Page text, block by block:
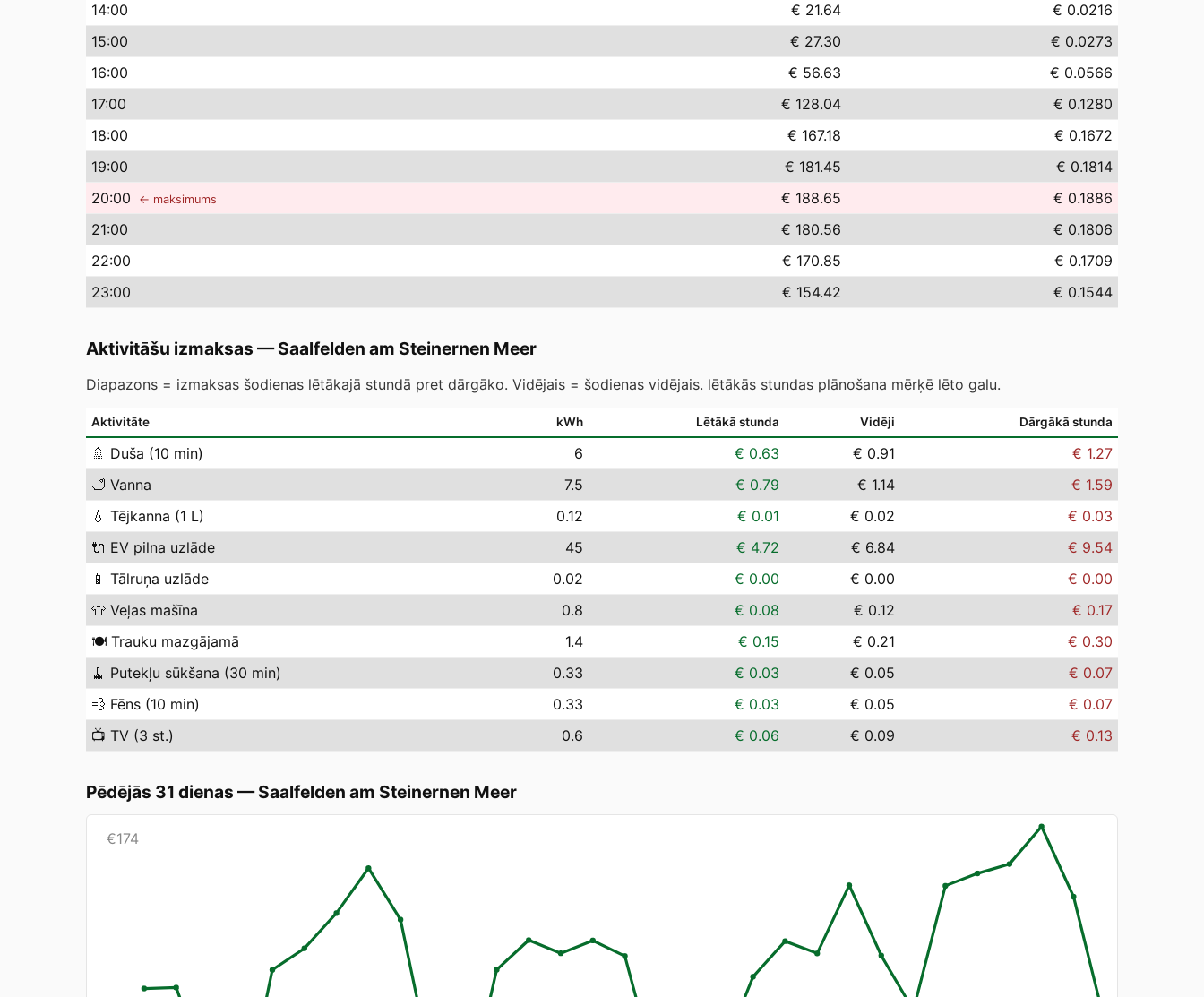
14:00 € 21.64
€ 0.0216
15:00 € 27.30
€ 0.0273
16:00 € 56.63
€ 0.0566
17:00 € 128.04
€ 0.1280
18:00 € 167.18
€ 0.1672
19:00 € 181.45
€ 0.1814
20:00 ← maksimums € 188.65
€ 0.1886
21:00 € 180.56
€ 0.1806
22:00 € 170.85
€ 0.1709
23:00 € 154.42 € 0.1544
Aktivitāšu izmaksas —Saalfelden am Steinernen Meer
Diapazons = izmaksas šodienas lētākajā stundā pret dārgāko. Vidējais = šodienas vidējais. lētākās stundas plānošana mērķē lēto galu.
Aktivitāte kWh Lētākā stunda Vidēji Dārgākā stunda
🚿 Duša (10 min) 6 € 0.63 € 0.91
€ 1.27
🛁 Vanna 7.5 € 0.79 € 1.14
€ 1.59
💧 Tējkanna (1 L) 0.12 € 0.01 € 0.02
€ 0.03
🔌 EV pilna uzlāde 45 € 4.72 € 6.84
€ 9.54
📱 Tālruņa uzlāde 0.02 € 0.00 € 0.00
€ 0.00
👕 Veļas mašīna 0.8 € 0.08 € 0.12
€ 0.17
🍽️ Trauku mazgājamā 1.4 € 0.15 € 0.21
€ 0.30
🧹 Putekļu sūkšana (30 min) 0.33 € 0.03 € 0.05
€ 0.07
💨 Fēns (10 min) 0.33 € 0.03 € 0.05
€ 0.07
📺 TV (3 st.) 0.6 € 0.06 € 0.09 € 0.13
Pēdējās 31 dienas —Saalfelden am Steinernen Meer
€174